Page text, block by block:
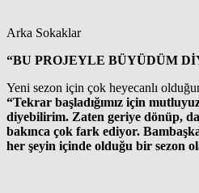
Arka Sokaklar
“BU PROJEYLE BÜYÜDÜM
Yeni sezon için çok heyecanlı
“Tekrar başladığımız için
diyebilirim. Zaten geriye dönüp,
bakınca çok fark ediyor.
her şeyin içinde olduğu bir sezon